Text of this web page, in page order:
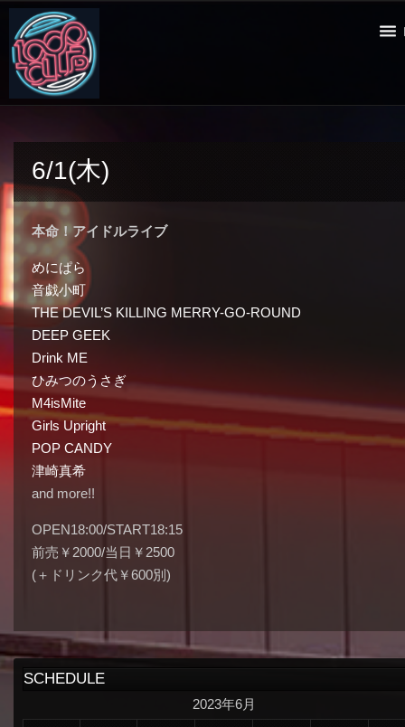
6/1(木)
本命！アイドルライブ
めにぱら
音戯小町
THE DEVIL’S KILLING MERRY-GO-ROUND
DEEP GEEK
Drink ME
ひみつのうさぎ
M4isMite
Girls Upright
POP CANDY
津崎真希
and more!!
OPEN18:00/START18:15
前売￥2000/当日￥2500
(＋ドリンク代￥600別)
SCHEDULE
2023年6月